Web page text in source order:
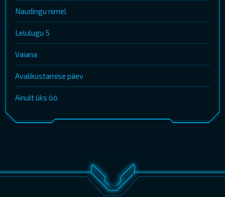
Naudingu nimel
Lelulugu 5
Vaiana
Avalikustamise päev
Ainult üks öö